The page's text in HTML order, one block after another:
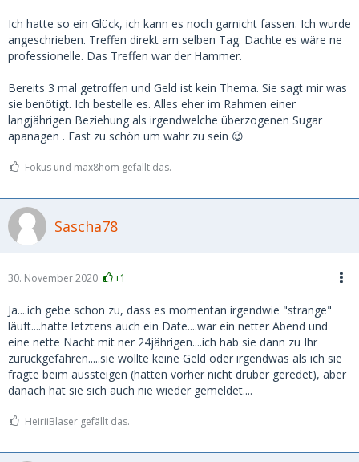
Ich hatte so ein Glück, ich kann es noch garnicht fassen. Ich wurde
angeschrieben. Treffen direkt am selben Tag. Dachte es wäre ne
professionelle. Das Treffen war der Hammer.
Bereits 3 mal getroffen und Geld ist kein Thema. Sie sagt mir was
sie benötigt. Ich bestelle es. Alles eher im Rahmen einer
langjährigen Beziehung als irgendwelche überzogenen Sugar
apanagen . Fast zu schön um wahr zu sein 😉
Fokus und max8hom gefällt das.
Sascha78
30. November 2020 +1
Ja....ich gebe schon zu, dass es momentan irgendwie "strange"
läuft....hatte letztens auch ein Date....war ein netter Abend und
eine nette Nacht mit ner 24jährigen....ich hab sie dann zu Ihr
zurückgefahren.....sie wollte keine Geld oder irgendwas als ich sie
fragte beim aussteigen (hatten vorher nicht drüber geredet), aber
danach hat sie sich auch nie wieder gemeldet....
HeiriiBlaser gefällt das.